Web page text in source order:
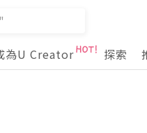
為U Creator 探索